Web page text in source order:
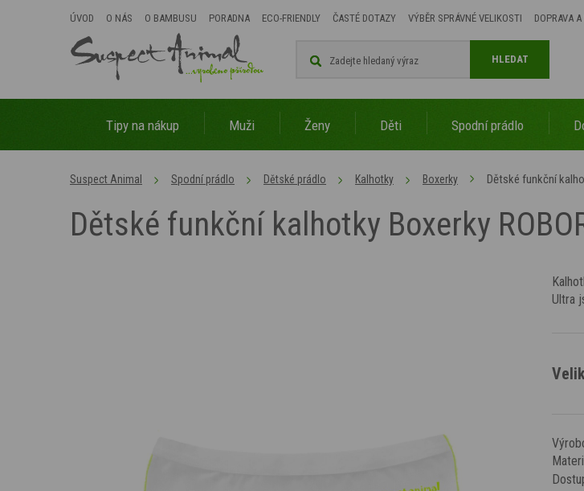
ÚVOD O NÁS O BAMBUSU PORADNA ECO-FRIENDLY ČASTÉ DOTAZY VÝBĚR SPRÁVNÉ VELIKOSTI DOPRAVA
HLEDAT
Tipy na nákup Muži Ženy Děti Spodní prádlo
Suspect Animal Spodní prádlo Dětské prádlo Kalhotky Boxerky Dětské funkční
Dětské funkční kalhotky Boxerky
Ultra